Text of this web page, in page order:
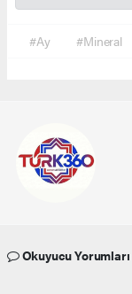
#Ay #Mineral
Okuyucu Yorumları